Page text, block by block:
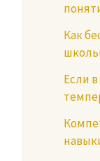
Как
Если